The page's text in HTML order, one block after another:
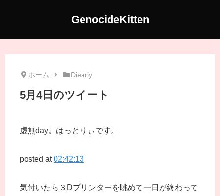
GenocideKitten
ホーム Diearly
5月4日のツイート
虚無day。はっとりぃです。
posted at02:42:13
気付いたら３Dプリンターを眺めて一日が終わって